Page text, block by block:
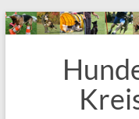
Zum
Inhalt